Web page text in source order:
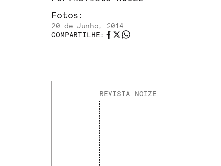
Fotos:
20 de Junho, 2014
COMPARTILHE:
REVISTA NOIZE